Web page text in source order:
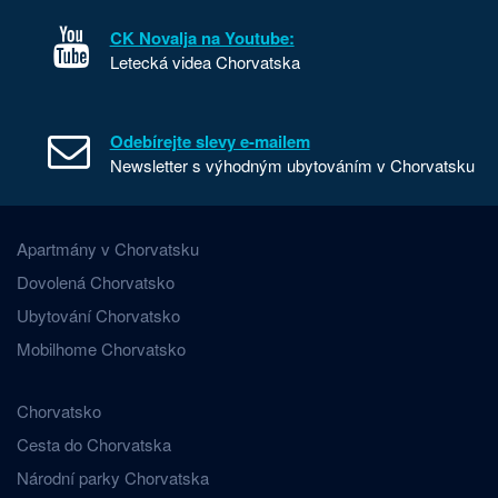
CK Novalja na Youtube:
Letecká videa Chorvatska
Odebírejte slevy e-mailem
Newsletter s výhodným ubytováním v Chorvatsku
Apartmány v Chorvatsku
Dovolená Chorvatsko
Ubytování Chorvatsko
Mobilhome Chorvatsko
Chorvatsko
Cesta do Chorvatska
Národní parky Chorvatska